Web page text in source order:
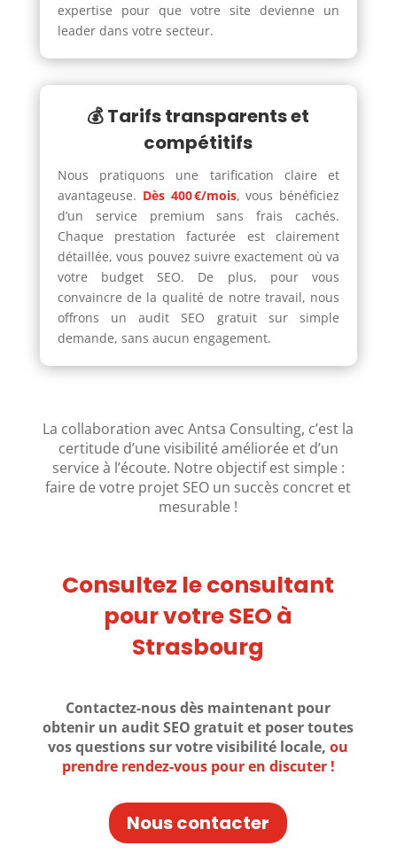
expertise pour que votre site devienne un
leader dans votre secteur.
💰 Tarifs transparents et
compétitifs
Nous pratiquons une tarification claire et
avantageuse. Dès 400 €/mois, vous bénéficiez
d’un service premium sans frais cachés.
Chaque prestation facturée est clairement
détaillée, vous pouvez suivre exactement où va
votre budget SEO. De plus, pour vous
convaincre de la qualité de notre travail, nous
offrons un audit SEO gratuit sur simple
demande, sans aucun engagement.
La collaboration avec Antsa Consulting, c’est la
certitude d’une visibilité améliorée et d’un
service à l’écoute. Notre objectif est simple :
faire de votre projet SEO un succès concret et
mesurable !
Consultez le consultant
pour votre SEO à
Strasbourg
Contactez-nous dès maintenant pour
obtenir un audit SEO gratuit et poser toutes
vos questions sur votre visibilité locale,ou
prendre rendez-vous pour en discuter !
Nous contacter